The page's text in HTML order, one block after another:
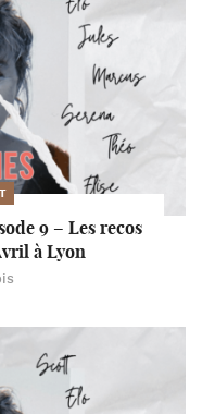
9 – Les recos
à Lyon